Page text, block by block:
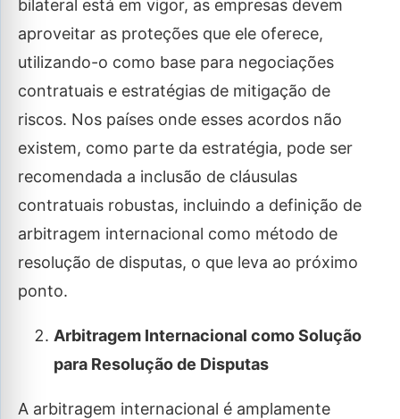
bilateral está em vigor, as empresas devem
aproveitar as proteções que ele oferece,
utilizando-o como base para negociações
contratuais e estratégias de mitigação de
riscos. Nos países onde esses acordos não
existem, como parte da estratégia, pode ser
recomendada a inclusão de cláusulas
contratuais robustas, incluindo a definição de
arbitragem internacional como método de
resolução de disputas, o que leva ao próximo
ponto.
Arbitragem Internacional como Solução
para Resolução de Disputas
A arbitragem internacional é amplamente